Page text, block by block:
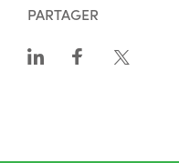
PARTAGER